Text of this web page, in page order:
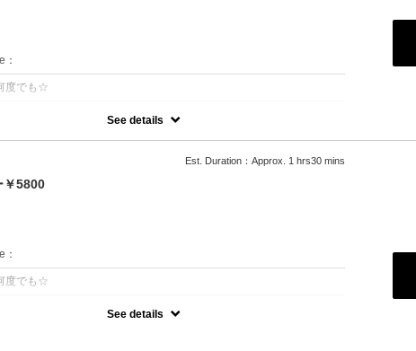
度でも☆
ジが1/5のため、綺麗な色味を毎回染められます。 パサつきを抑えま
See details
Est. Duration：Approx. 1 hrs30 mins
￥5800
度でも☆
See details